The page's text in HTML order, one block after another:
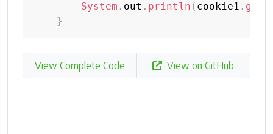
System . out . println ( cookie1 .
}
View Complete Code View on GitHub